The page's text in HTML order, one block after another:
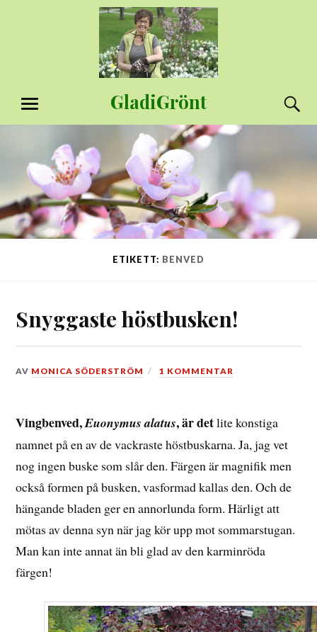
GladiGrönt
MENY
ETIKETT: BENVED
Snyggaste höstbusken!
DEN
2018
AV MONICA SÖDERSTRÖM 1 KOMMENTAR
Vingbenved,Euonymus alatus, är detlite konstiga
namnet på en av de vackraste höstbuskarna. Ja, jag vet
nog ingen buske som slår den. Färgen är magnifik men
också formen på busken, vasformad kallas den. Och de
hängande bladen ger en annorlunda form. Härligt att
mötas av denna syn när jag kör upp mot sommarstugan.
Man kan inte annat än bli glad av den karminröda
färgen!